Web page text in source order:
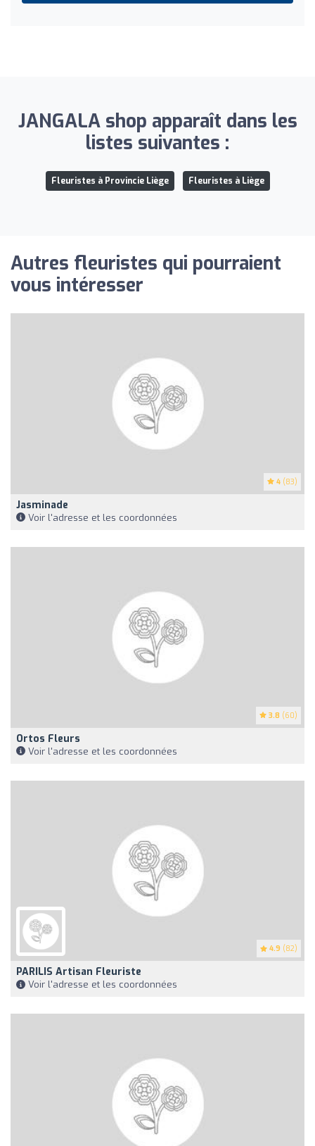
JANGALA shop apparaît dans les
listes suivantes :
Fleuristes à Provincie Liège Fleuristes à Liège
Autres fleuristes qui pourraient
vous intéresser
4 (83)
Jasminade
Voir l'adresse et les coordonnées
3.8 (60)
Ortos Fleurs
Voir l'adresse et les coordonnées
4.9 (82)
PARILIS Artisan Fleuriste
Voir l'adresse et les coordonnées